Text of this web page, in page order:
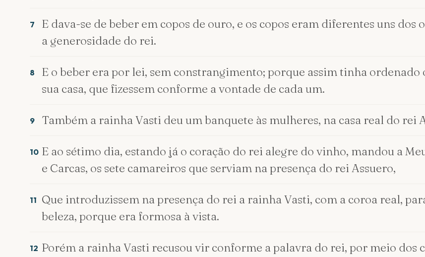
7
E dava-se de beber em copos de ouro, e os copos eram diferentes uns
a generosidade do rei.
8
E o beber era por lei, sem constrangimento; porque assim tinha ordenado
sua casa, que fizessem conforme a vontade de cada um.
9 Também a rainha Vasti deu um banquete às mulheres, na casa real do rei
10 E ao sétimo dia, estando já o coração do rei alegre do vinho, mandou a
e Carcas, os sete camareiros que serviam na presença do rei Assuero,
11 Que introduzissem na presença do rei a rainha Vasti, com a coroa real,
beleza, porque era formosa à vista.
12 Porém a rainha Vasti recusou vir conforme a palavra do rei, por meio dos